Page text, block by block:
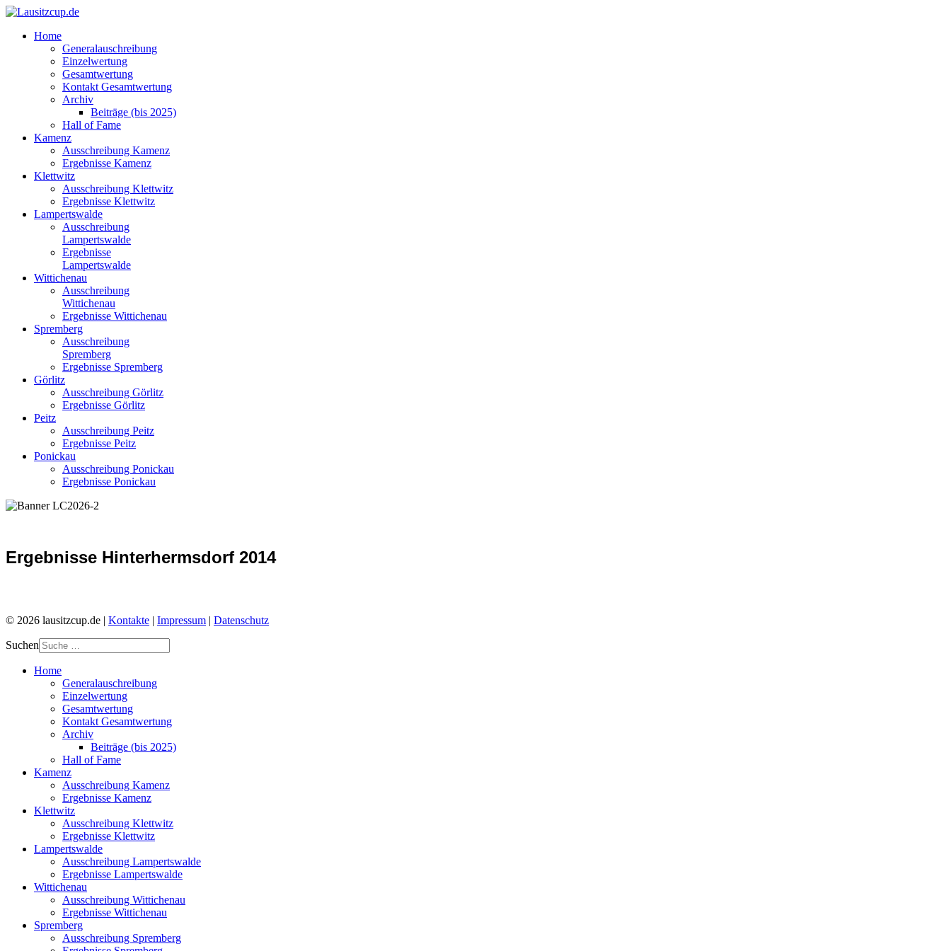
Home
Generalauschreibung
Einzelwertung
Gesamtwertung
Kontakt Gesamtwertung
Archiv
Beiträge (bis 2025)
Hall of Fame
Kamenz
Ausschreibung Kamenz
Ergebnisse Kamenz
Klettwitz
Ausschreibung Klettwitz
Ergebnisse Klettwitz
Lampertswalde
Ausschreibung
Lampertswalde
Ergebnisse
Lampertswalde
Wittichenau
Ausschreibung
Wittichenau
Ergebnisse Wittichenau
Spremberg
Ausschreibung
Spremberg
Ergebnisse Spremberg
Görlitz
Ausschreibung Görlitz
Ergebnisse Görlitz
Peitz
Ausschreibung Peitz
Ergebnisse Peitz
Ponickau
Ausschreibung Ponickau
Ergebnisse Ponickau
Ergebnisse Hinterhermsdorf 2014
© 2026 lausitzcup.de | Kontakte | Impressum | Datenschutz
Suchen
Home
Generalauschreibung
Einzelwertung
Gesamtwertung
Kontakt Gesamtwertung
Archiv
Beiträge (bis 2025)
Hall of Fame
Kamenz
Ausschreibung Kamenz
Ergebnisse Kamenz
Klettwitz
Ausschreibung Klettwitz
Ergebnisse Klettwitz
Lampertswalde
Ausschreibung Lampertswalde
Ergebnisse Lampertswalde
Wittichenau
Ausschreibung Wittichenau
Ergebnisse Wittichenau
Spremberg
Ausschreibung Spremberg